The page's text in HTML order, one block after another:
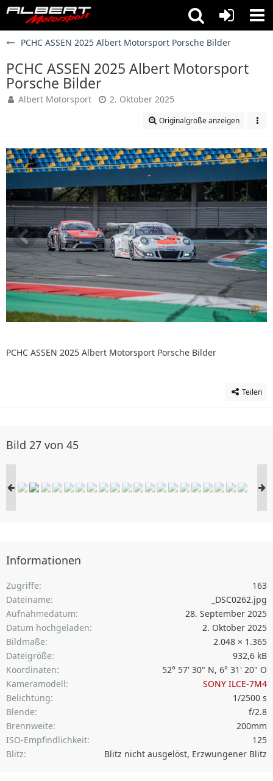
PCHC ASSEN 2025 Albert Motorsport Porsche Bilder
PCHC ASSEN 2025 Albert Motorsport
Porsche Bilder
Albert Motorsport 2. Oktober 2025
Originalgröße anzeigen
PCHC ASSEN 2025 Albert Motorsport Porsche Bilder
Teilen
Bild 27 von 45
Informationen
Zugriffe
163
Dateiname
_DSC0262.jpg
Aufnahmedatum
28. September 2025
Datum hochgeladen
2. Oktober 2025
Bildmaße
2.048 × 1.365
Dateigröße
932,6 kB
Koordinaten
52° 57' 30" N, 6° 31' 20" O
Kameramodell
SONY ILCE-7M4
Belichtung
1/2500 s
Blende
f/2.8
Brennweite
200mm
ISO-Empfindlichkeit
125
Blitz
Blitz nicht ausgelöst, Erzwungener Blitz